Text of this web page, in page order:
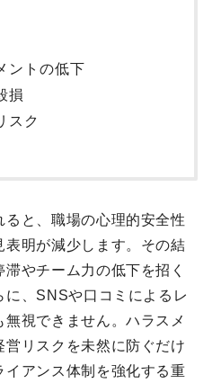
ントの低下
損
スク
と、職場の心理的安全性
表明が減少します。その結
やチーム力の低下を招く
、SNSや口コミによるレ
視できません。ハラスメ
営リスクを未然に防ぐだけ
イアンス体制を強化する重